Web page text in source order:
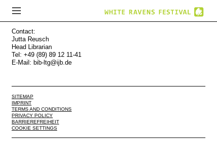
Contact:
Jutta Reusch
Head Librarian
Tel: +49 (89) 89 12 11-41
E-Mail: bib-ltg@ijb.de
SITEMAP
IMPRINT
TERMS AND CONDITIONS
PRIVACY POLICY
BARRIEREFREIHEIT
COOKIE SETTINGS